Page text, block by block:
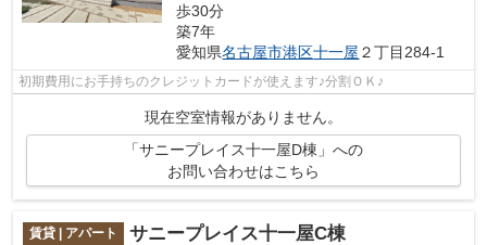
歩30分
築7年
愛知県名古屋市港区十一屋 ２丁目284-1
初期費用にお手持ちのクレジットカードが使えます♪分割ＯＫ♪
現在空室情報がありません。
「サニープレイス十一屋D棟」への
お問い合わせはこちら
賃貸 | アパート サニープレイス十一屋C棟